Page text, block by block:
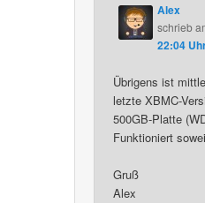
Alex
schrieb
22:04
Übrigens ist
letzte XBMC-
500GB-Platte
Funktioniert
Gruß
Alex